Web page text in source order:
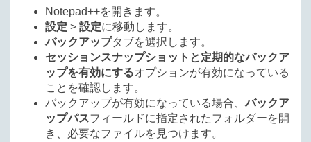
Notepad++を開きます。
設定 > 設定に移動します。
バックアップタブを選択します。
セッションスナップショットと定期的なバックア
ップを有効にするオプションが有効になっている
ことを確認します。
バックアップが有効になっている場合、バックア
ップパスフィールドに指定されたフォルダーを開
き、必要なファイルを見つけます。